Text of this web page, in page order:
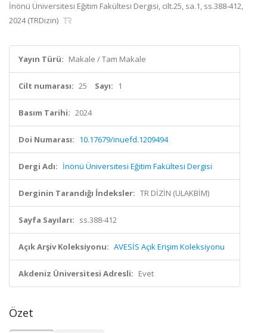
İnönü Üniversitesi Eğitim Fakültesi Dergisi, cilt.25, sa.1, ss.388-412,
2024 (TRDizin)
Yayın Türü: Makale / Tam Makale
Cilt numarası: 25 Sayı: 1
Basım Tarihi: 2024
Doi Numarası: 10.17679/inuefd.1209494
Dergi Adı: İnönü Üniversitesi Eğitim Fakültesi Dergisi
Derginin Tarandığı İndeksler: TR DİZİN (ULAKBİM)
Sayfa Sayıları: ss.388-412
Açık Arşiv Koleksiyonu: AVESİS Açık Erişim Koleksiyonu
Akdeniz Üniversitesi Adresli: Evet
Özet